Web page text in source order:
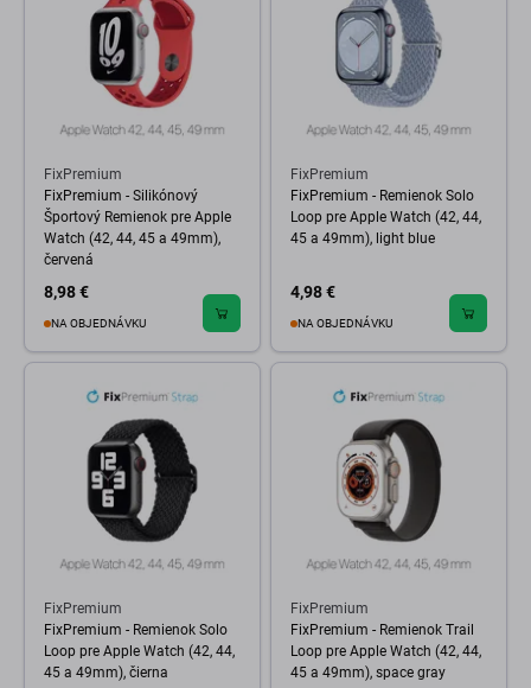
FixPremium
FixPremium - Silikónový
Športový Remienok pre Apple
Watch (42, 44, 45 a 49mm),
červená
8,98 €
NA OBJEDNÁVKU
FixPremium
FixPremium - Remienok Solo
Loop pre Apple Watch (42, 44,
45 a 49mm), light blue
4,98 €
NA OBJEDNÁVKU
FixPremium
FixPremium - Remienok Solo
Loop pre Apple Watch (42, 44,
45 a 49mm), čierna
FixPremium
FixPremium - Remienok Trail
Loop pre Apple Watch (42, 44,
45 a 49mm), space gray